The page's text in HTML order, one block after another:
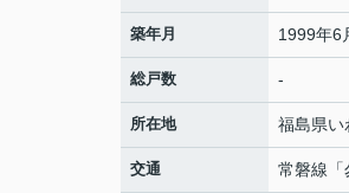
築年月 1999年6
総戸数 -
所在地 福島県い
交通 常磐線 「